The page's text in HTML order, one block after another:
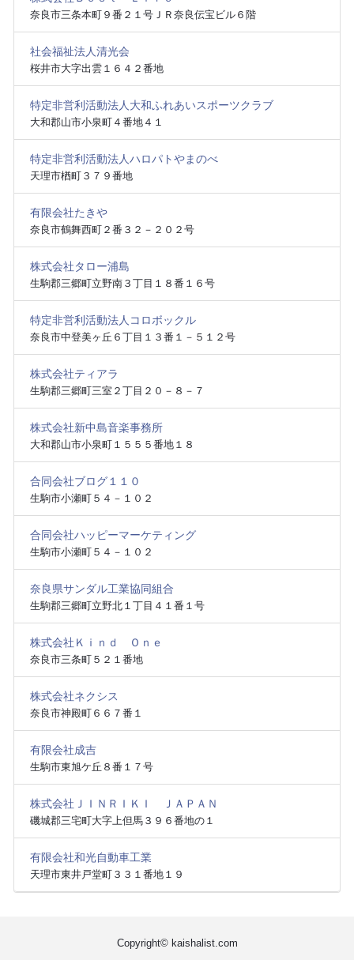
奈良市三条本町９番２１号ＪＲ奈良伝宝ビル６階
社会福祉法人清光会
桜井市大字出雲１６４２番地
特定非営利活動法人大和ふれあいスポーツクラブ
大和郡山市小泉町４番地４１
特定非営利活動法人ハロパトやまのべ
天理市楢町３７９番地
有限会社たきや
奈良市鶴舞西町２番３２－２０２号
株式会社タロー浦島
生駒郡三郷町立野南３丁目１８番１６号
特定非営利活動法人コロボックル
奈良市中登美ヶ丘６丁目１３番１－５１２号
株式会社ティアラ
生駒郡三郷町三室２丁目２０－８－７
株式会社新中島音楽事務所
大和郡山市小泉町１５５５番地１８
合同会社ブログ１１０
生駒市小瀬町５４－１０２
合同会社ハッピーマーケティング
生駒市小瀬町５４－１０２
奈良県サンダル工業協同組合
生駒郡三郷町立野北１丁目４１番１号
株式会社Ｋｉｎｄ Ｏｎｅ
奈良市三条町５２１番地
株式会社ネクシス
奈良市神殿町６６７番１
有限会社成吉
生駒市東旭ケ丘８番１７号
株式会社ＪＩＮＲＩＫＩ ＪＡＰＡＮ
磯城郡三宅町大字上但馬３９６番地の１
有限会社和光自動車工業
天理市東井戸堂町３３１番地１９
Copyright© kaishalist.com